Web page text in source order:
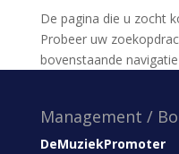
De pagina die u zocht
Probeer uw
bovenstaande
Management /
DeMuziekPromoter